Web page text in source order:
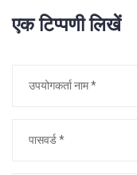
एक टिप्पणी लिखें